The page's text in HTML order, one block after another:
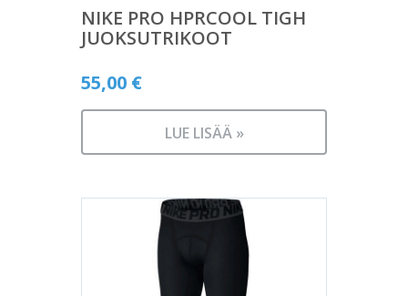
NIKE PRO HPRCOOL TIGH
JUOKSUTRIKOOT
55,00 €
LUE LISÄÄ »